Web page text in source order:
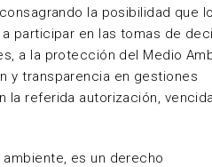
la posibilidad que
participar en las tomas de
a la protección del Medio
y transparencia en gestiones
la referida autorización,
es un derecho